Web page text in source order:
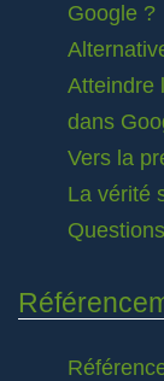
Google ?
Atteindre
dans
Vers la
La vérité